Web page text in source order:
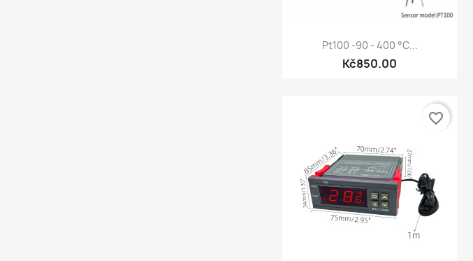
 Quick view
Pt100 -90 - 400 °C...
Kč850.00
favorite_border